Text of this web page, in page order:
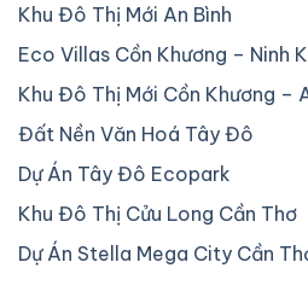
Khu Đô Thị Mới An Bình
Eco Villas Cồn Khương – Ninh
Khu Đô Thị Mới Cồn Khương –
Đất Nền Văn Hoá Tây Đô
Dự Án Tây Đô Ecopark
Khu Đô Thị Cửu Long Cần Thơ
Dự Án Stella Mega City Cần